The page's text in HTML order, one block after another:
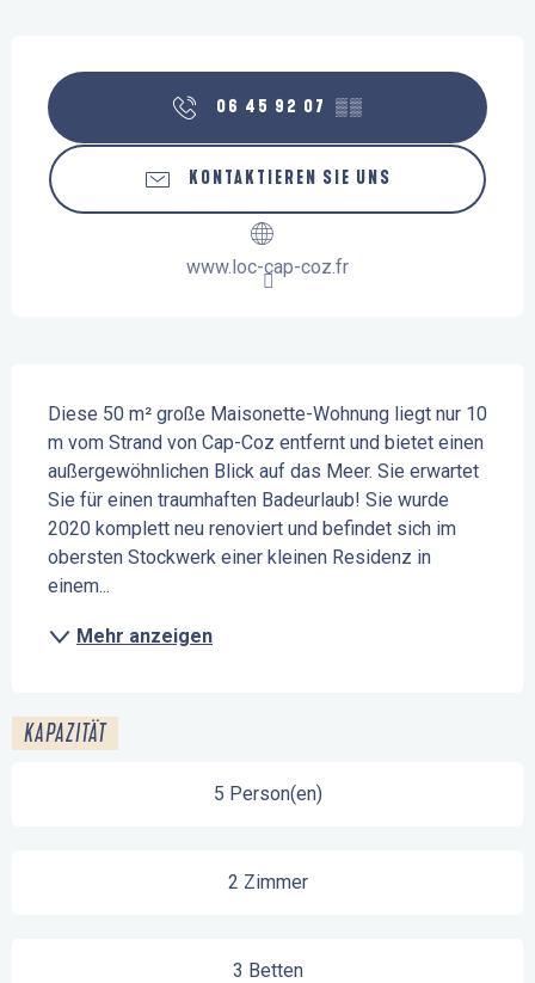
06 45 92 07 ▒▒
KONTAKTIEREN SIE UNS
www.loc-cap-coz.fr
Diese 50 m² große Maisonette-Wohnung liegt nur 10
m vom Strand von Cap-Coz entfernt und bietet einen
außergewöhnlichen Blick auf das Meer. Sie erwartet
Sie für einen traumhaften Badeurlaub! Sie wurde
2020 komplett neu renoviert und befindet sich im
obersten Stockwerk einer kleinen Residenz in
einem...
Mehr anzeigen
KAPAZITÄT
5 Person(en)
2 Zimmer
3 Betten